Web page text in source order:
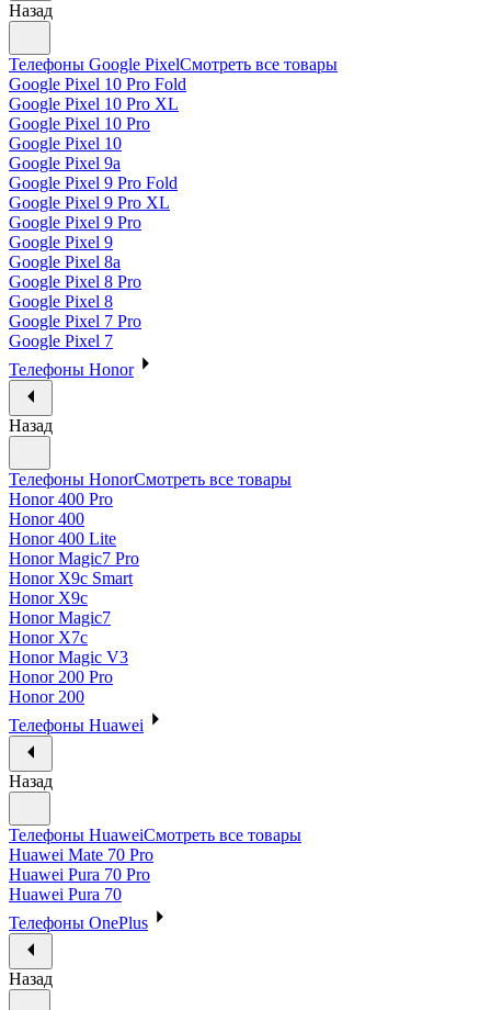
Назад
Телефоны Google PixelСмотреть все товары
Google Pixel 10 Pro Fold
Google Pixel 10 Pro XL
Google Pixel 10 Pro
Google Pixel 10
Google Pixel 9a
Google Pixel 9 Pro Fold
Google Pixel 9 Pro XL
Google Pixel 9 Pro
Google Pixel 9
Google Pixel 8a
Google Pixel 8 Pro
Google Pixel 8
Google Pixel 7 Pro
Google Pixel 7
Телефоны Honor
Назад
Телефоны HonorСмотреть все товары
Honor 400 Pro
Honor 400
Honor 400 Lite
Honor Magic7 Pro
Honor X9c Smart
Honor X9c
Honor Magic7
Honor X7c
Honor Magic V3
Honor 200 Pro
Honor 200
Телефоны Huawei
Назад
Телефоны HuaweiСмотреть все товары
Huawei Mate 70 Pro
Huawei Pura 70 Pro
Huawei Pura 70
Телефоны OnePlus
Назад